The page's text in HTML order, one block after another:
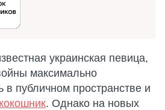
украинская певица,
максимально
в публичном пространстве и
. Однако на новых